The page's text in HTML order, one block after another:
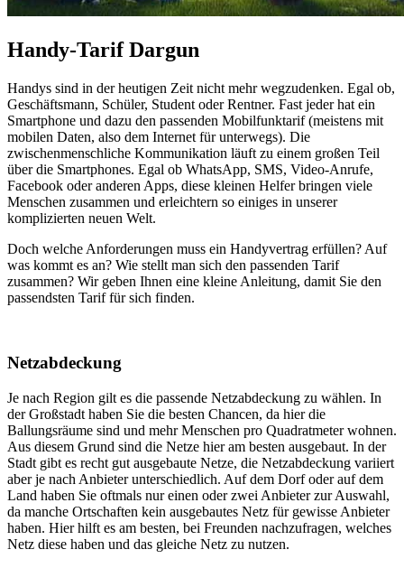
Handy-Tarif Dargun
Handys sind in der heutigen Zeit nicht mehr wegzudenken. Egal ob,
Geschäftsmann, Schüler, Student oder Rentner. Fast jeder hat ein
Smartphone und dazu den passenden Mobilfunktarif (meistens mit
mobilen Daten, also dem Internet für unterwegs). Die
zwischenmenschliche Kommunikation läuft zu einem großen Teil
über die Smartphones. Egal ob WhatsApp, SMS, Video-Anrufe,
Facebook oder anderen Apps, diese kleinen Helfer bringen viele
Menschen zusammen und erleichtern so einiges in unserer
komplizierten neuen Welt.
Doch welche Anforderungen muss ein Handyvertrag erfüllen? Auf
was kommt es an? Wie stellt man sich den passenden Tarif
zusammen? Wir geben Ihnen eine kleine Anleitung, damit Sie den
passendsten Tarif für sich finden.
Netzabdeckung
Je nach Region gilt es die passende Netzabdeckung zu wählen. In
der Großstadt haben Sie die besten Chancen, da hier die
Ballungsräume sind und mehr Menschen pro Quadratmeter wohnen.
Aus diesem Grund sind die Netze hier am besten ausgebaut. In der
Stadt gibt es recht gut ausgebaute Netze, die Netzabdeckung variiert
aber je nach Anbieter unterschiedlich. Auf dem Dorf oder auf dem
Land haben Sie oftmals nur einen oder zwei Anbieter zur Auswahl,
da manche Ortschaften kein ausgebautes Netz für gewisse Anbieter
haben. Hier hilft es am besten, bei Freunden nachzufragen, welches
Netz diese haben und das gleiche Netz zu nutzen.